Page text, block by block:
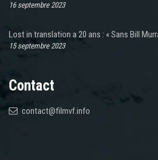
16 septembre 2023
Lost in translation a 20 ans : « Sans Bill
15 septembre 2023
Contact
contact@filmvf.info